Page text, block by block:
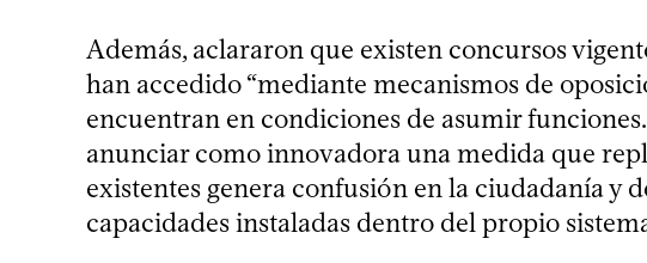
Además, aclararon que existen concursos
han accedido “mediante mecanismos de
encuentran en condiciones de asumir
anunciar como innovadora una medida que
existentes genera confusión en la ciudadanía y
capacidades instaladas dentro del propio